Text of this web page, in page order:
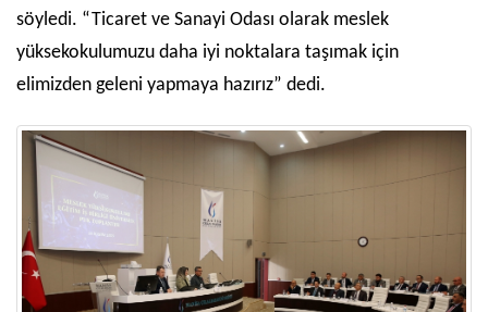
söyledi. “Ticaret ve Sanayi Odası olarak meslek
yüksekokulumuzu daha iyi noktalara taşımak için
elimizden geleni yapmaya hazırız” dedi.